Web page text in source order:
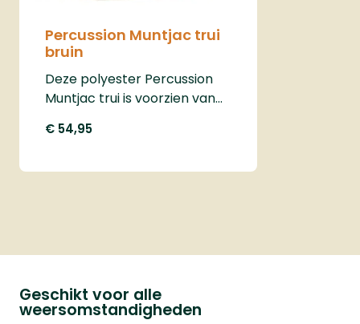
Percussion Muntjac trui
bruin
Deze polyester Percussion
Muntjac trui is voorzien van
en een windstopper. Heerlijke
bijvoorbeeld net te warm is
zakken aan de voorzijde.
€ 54,95
Geschikt voor alle
weersomstandigheden